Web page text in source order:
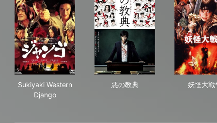
Sukiyaki Western
Django
悪の教典 妖怪大戦